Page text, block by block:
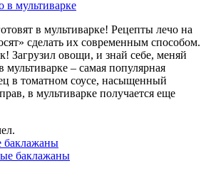
в мультиварке! Рецепты лечо на
сделать их современным способом.
Загрузил овощи, и знай себе, меняй
– самая популярная
в томатном соусе, насыщенный
в мультиварке получается еще